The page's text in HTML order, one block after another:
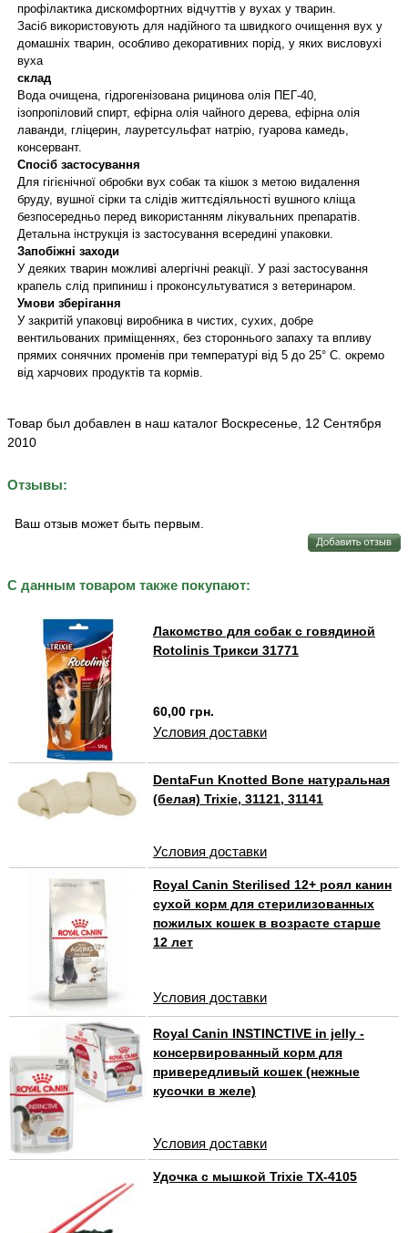
профілактика дискомфортних відчуттів у вухах у тварин.
Засіб використовують для надійного та швидкого очищення вух у
домашніх тварин, особливо декоративних порід, у яких висловухі
вуха
склад
Вода очищена, гідрогенізована рицинова олія ПЕГ-40,
ізопропіловий спирт, ефірна олія чайного дерева, ефірна олія
лаванди, гліцерин, лауретсульфат натрію, гуарова камедь,
консервант.
Спосіб застосування
Для гігієнічної обробки вух собак та кішок з метою видалення
бруду, вушної сірки та слідів життєдіяльності вушного кліща
безпосередньо перед використанням лікувальних препаратів.
Детальна інструкція із застосування всередині упаковки.
Запобіжні заходи
У деяких тварин можливі алергічні реакції. У разі застосування
крапель слід припиниш і проконсультуватися з ветеринаром.
Умови зберігання
У закритій упаковці виробника в чистих, сухих, добре
вентильованих приміщеннях, без стороннього запаху та впливу
прямих сонячних променів при температурі від 5 до 25° С. окремо
від харчових продуктів та кормів.
Товар был добавлен в наш каталог Воскресенье, 12 Сентября
2010
Отзывы:
Ваш отзыв может быть первым.
С данным товаром также покупают:
Лакомство для собак с говядиной
Rotolinis Трикси 31771
60,00 грн.
Условия доставки
DentaFun Knotted Bone натуральная
(белая) Trixie, 31121, 31141
Условия доставки
Royal Canin Sterilised 12+ роял канин
сухой корм для стерилизованных
пожилых кошек в возрасте старше
12 лет
Условия доставки
Royal Canin INSTINCTIVE in jelly -
консервированный корм для
привередливый кошек (нежные
кусочки в желе)
Условия доставки
Удочка с мышкой Trixie TX-4105